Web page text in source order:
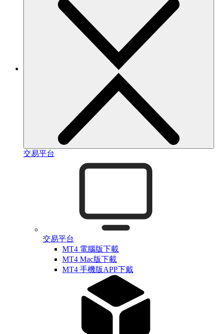
交易平台
交易平台
MT4 電腦版下載
MT4 Mac版下載
MT4 手機版APP下戴